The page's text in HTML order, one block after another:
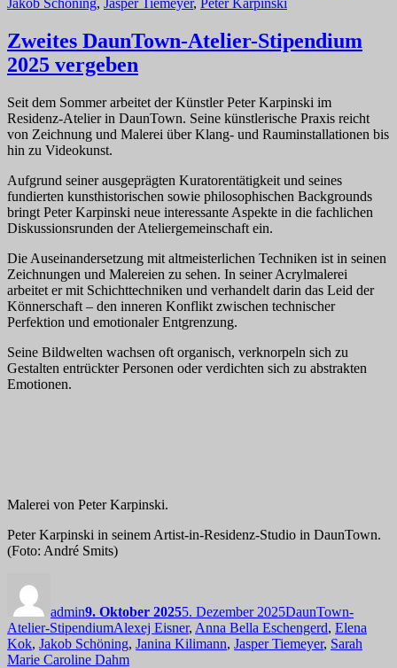
Zweites DaunTown-Atelier-Stipendium
2025 vergeben
Seit dem Sommer arbeitet der Künstler Peter Karpinski im
Residenz-Atelier in DaunTown. Seine künstlerische Praxis reicht
von Zeichnung und Malerei über Klang- und Rauminstallationen bis
hin zu Videokunst.
Aufgrund seiner ausgeprägten Kuratorentätigkeit und seines
fundierten kunsthistorischen sowie philosophischen Backgrounds
bringt Peter Karpinski neue interessante Aspekte in die fachlichen
Diskussionsrunden der Ateliergemeinschaft ein.
Die Auseinandersetzung mit altmeisterlichen Techniken ist in seinen
Zeichnungen und Malereien zu sehen. In seiner Acrylmalerei
arbeitet er mit Schichttechniken und verhandelt darin das Leid der
Könnerschaft – den inneren Konflikt zwischen technischer
Perfektion und emotionaler Entgrenzung.
Seine Bildwelten wachsen oft organisch, verknorpeln sich zu
Gestalten entrückter Personen oder verdichten sich zu abstrakten
Emotionen.
Malerei von Peter Karpinski.
Peter Karpinski in seinem Artist-in-Residenz-Studio in DaunTown.
(Foto: André Smits)
admin9. Oktober 20255. Dezember 2025DaunTown-
Atelier-StipendiumSchlagwörter
Alexej Eisner, Anna Bella Eschengerd, Elena
Kok, Jakob Schöning, Janina Kilimann, Jasper Tiemeyer, Sarah
Marie Caroline Dahm